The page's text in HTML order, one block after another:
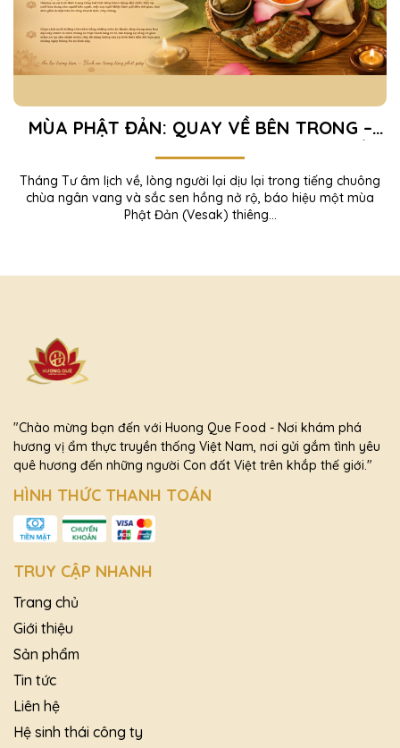
MÙA PHẬT ĐẢN: QUAY VỀ BÊN TRONG –
TÌM AN YÊN TRONG TỪNG KHOẢNH KHẮC
Tháng Tư âm lịch về, lòng người lại dịu lại trong tiếng chuông
chùa ngân vang và sắc sen hồng nở rộ, báo hiệu một mùa
Phật Đản (Vesak) thiêng...
"Chào mừng bạn đến với Huong Que Food - Nơi khám phá
hương vị ẩm thực truyền thống Việt Nam, nơi gửi gắm tình yêu
quê hương đến những người Con đất Việt trên khắp thế giới."
HÌNH THỨC THANH TOÁN
TRUY CẬP NHANH
Trang chủ
Giới thiệu
Sản phẩm
Tin tức
Liên hệ
Hệ sinh thái công ty